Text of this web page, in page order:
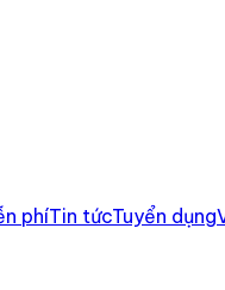
phíTin tứcTuyển dụng